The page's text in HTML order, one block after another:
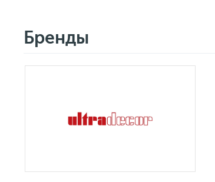
Бренды